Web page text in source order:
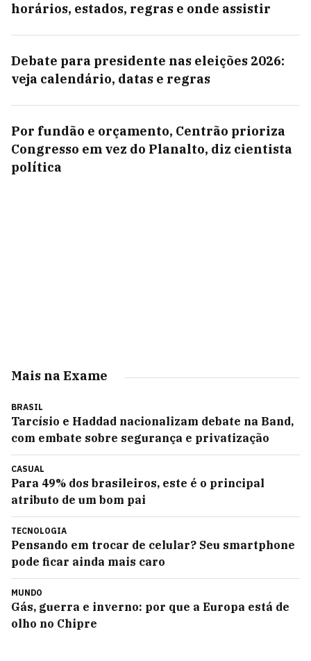
horários, estados, regras e onde assistir
Debate para presidente nas eleições 2026:
veja calendário, datas e regras
Por fundão e orçamento, Centrão prioriza
Congresso em vez do Planalto, diz cientista
política
Mais na Exame
BRASIL
Tarcísio e Haddad nacionalizam debate na Band,
com embate sobre segurança e privatização
CASUAL
Para 49% dos brasileiros, este é o principal
atributo de um bom pai
TECNOLOGIA
Pensando em trocar de celular? Seu smartphone
pode ficar ainda mais caro
MUNDO
Gás, guerra e inverno: por que a Europa está de
olho no Chipre